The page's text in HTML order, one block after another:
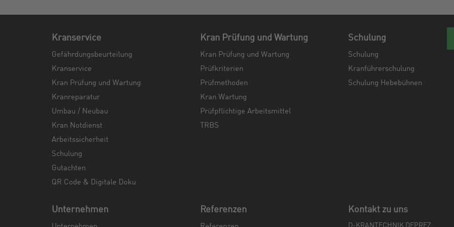
Kranservice
Gefährdungsbeurteilung
Kranservice
Kran Prüfung und Wartung
Kranreparatur
Umbau / Neubau
Kran Notdienst
Arbeitssicherheit
Schulung
Gutachten
QR Code & Digitale Doku
Kran Prüfung und Wartung
Kran Prüfung und Wartung
Prüfkriterien
Prüfmethoden
Kran Wartung
Prüfpflichtige Arbeitsmittel
TRBS
Schulung
Schulung
Kranführerschulung
Schulung Hebebühnen
Unternehmen Referenzen Kontakt zu uns
D-KRANTECHNIK DEPREZ